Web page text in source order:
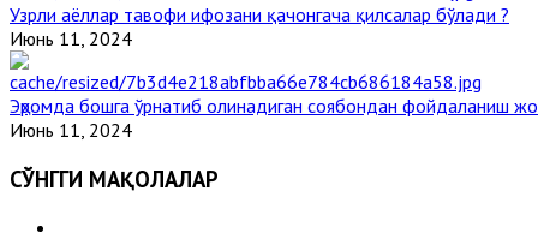
Узрли аёллар тавофи ифозани қачонгача қилсалар бўлади ?
Июнь 11, 2024
Эҳромда бошга ўрнатиб олинадиган соябондан фойдаланиш
Июнь 11, 2024
СЎНГГИ МАҚОЛАЛАР